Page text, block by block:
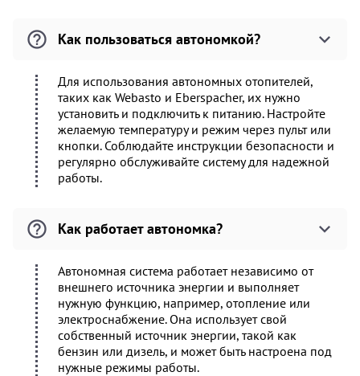
Как пользоваться автономкой?
Для использования автономных отопителей,
таких как Webasto и Eberspacher, их нужно
установить и подключить к питанию. Настройте
желаемую температуру и режим через пульт или
кнопки. Соблюдайте инструкции безопасности и
регулярно обслуживайте систему для надежной
работы.
Как работает автономка?
Автономная система работает независимо от
внешнего источника энергии и выполняет
нужную функцию, например, отопление или
электроснабжение. Она использует свой
собственный источник энергии, такой как
бензин или дизель, и может быть настроена под
нужные режимы работы.